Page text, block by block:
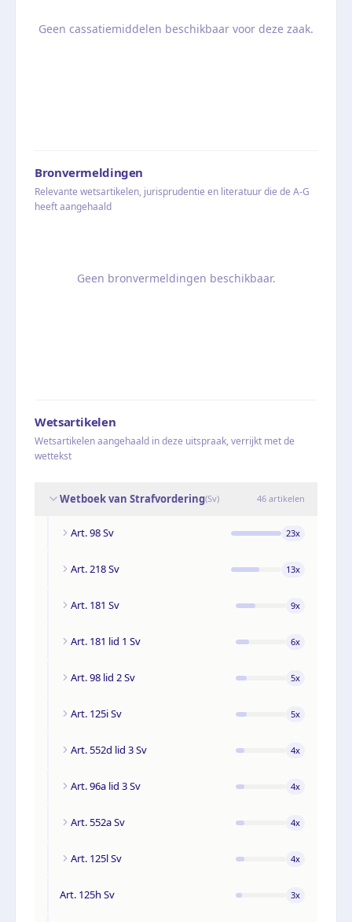
Geen cassatiemiddelen beschikbaar voor deze zaak.
Bronvermeldingen
Relevante wetsartikelen, jurisprudentie en literatuur die de A-G
heeft aangehaald
Geen bronvermeldingen beschikbaar.
Wetsartikelen
Wetsartikelen aangehaald in deze uitspraak, verrijkt met de
wettekst
Wetboek van Strafvordering(Sv) 46 artikelen
Art. 98 Sv 23x
Art. 218 Sv 13x
Art. 181 Sv 9x
Art. 181 lid 1 Sv 6x
Art. 98 lid 2 Sv 5x
Art. 125i Sv 5x
Art. 552d lid 3 Sv 4x
Art. 96a lid 3 Sv 4x
Art. 552a Sv 4x
Art. 125l Sv 4x
Art. 125h Sv 3x